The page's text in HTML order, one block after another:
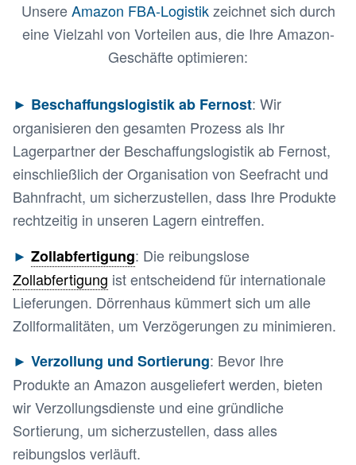
UnsereAmazon FBA-Logistikzeichnet sich durch
eine Vielzahl von Vorteilen aus, die Ihre Amazon-
Geschäfte optimieren:
► Beschaffungslogistik ab Fernost: Wir
organisieren den gesamten Prozess als Ihr
Lagerpartner der Beschaffungslogistik ab Fernost,
einschließlich der Organisation von Seefracht und
Bahnfracht, um sicherzustellen, dass Ihre Produkte
rechtzeitig in unseren Lagern eintreffen.
► Zollabfertigung: Die reibungslose
Zollabfertigung ist entscheidend für internationale
Lieferungen. Dörrenhaus kümmert sich um alle
Zollformalitäten, um Verzögerungen zu minimieren.
► Verzollung und Sortierung: Bevor Ihre
Produkte an Amazon ausgeliefert werden, bieten
wir Verzollungsdienste und eine gründliche
Sortierung, um sicherzustellen, dass alles
reibungslos verläuft.